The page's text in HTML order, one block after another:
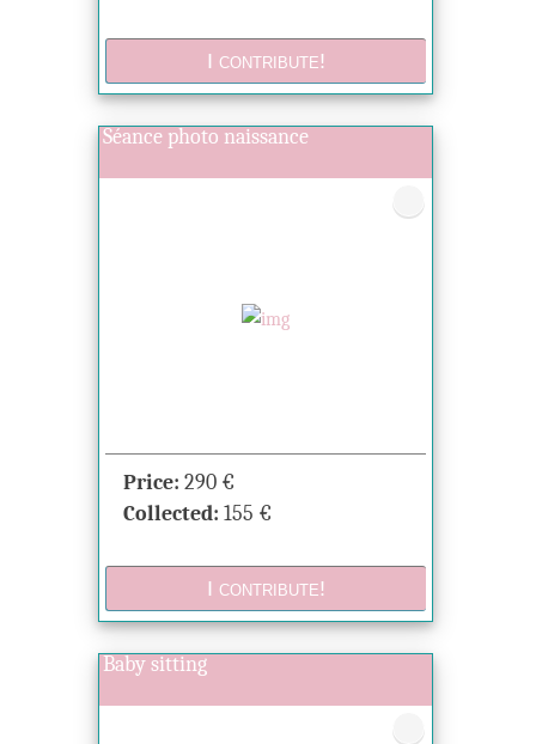
Séance photo naissance
Price: 290 €
Collected: 155 €
Baby sitting